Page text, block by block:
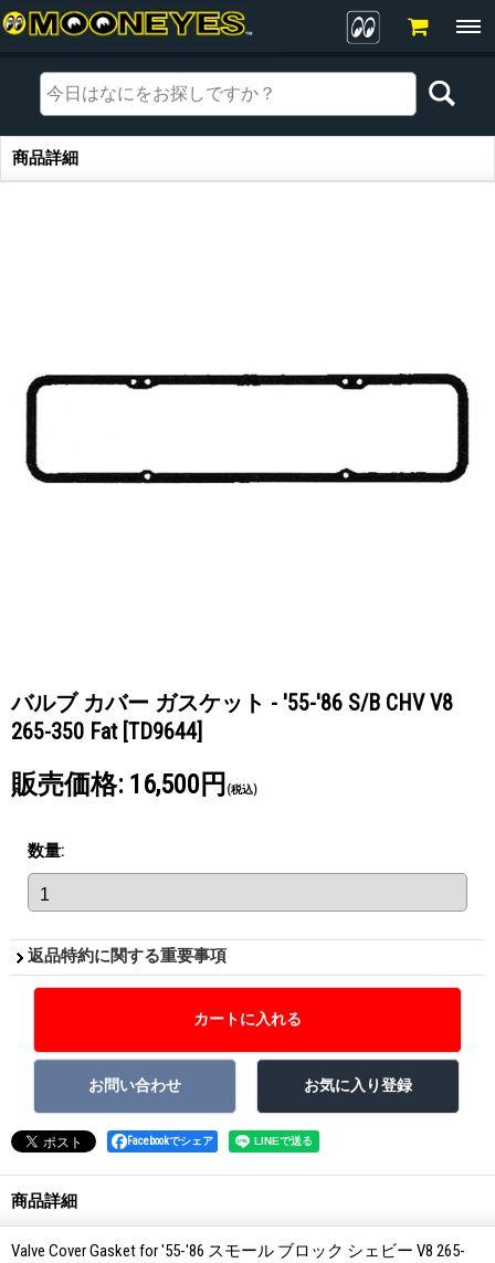
商品詳細
商品詳細
バルブ カバー ガスケット - '55-'86 S/B CHV V8
265-350 Fat [TD9644]
販売価格: 16,500円 (税込)
数量:
返品特約に関する重要事項
Facebookでシェア
商品詳細
Valve Cover Gasket for '55-'86 スモール ブロック シェビー V8 265-